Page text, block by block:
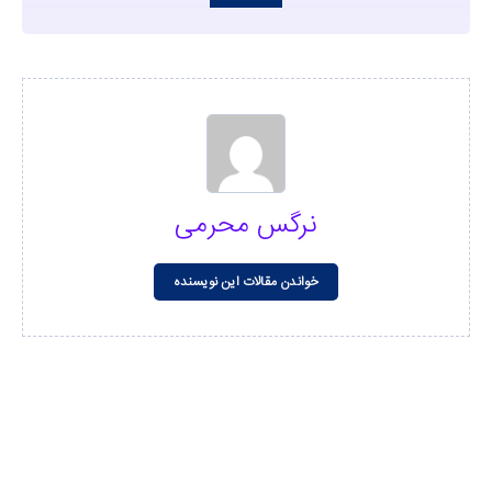
نرگس محرمی
خواندن مقالات این نویسنده